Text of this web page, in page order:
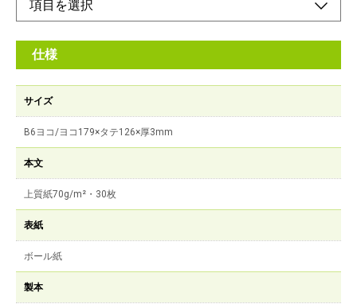
仕様
サイズ
B6ヨコ/ヨコ179×タテ126×厚3mm
本文
上質紙70g/m²・30枚
表紙
ボール紙
製本